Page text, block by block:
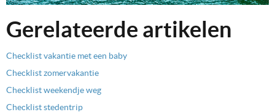
Gerelateerde artikelen
Checklist vakantie met een baby
Checklist zomervakantie
Checklist weekendje weg
Checklist stedentrip